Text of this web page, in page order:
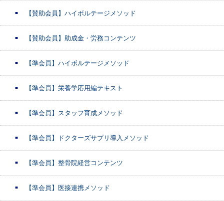
【賛助会員】ハイボルテージメソッド
【賛助会員】助成金・労務コンテンツ
【準会員】ハイボルテージメソッド
【準会員】栄養学応用編テキスト
【準会員】スタッフ育成メソッド
【準会員】ドクターズサプリ導入メソッド
【準会員】整骨院経営コンテンツ
【準会員】医接連携メソッド